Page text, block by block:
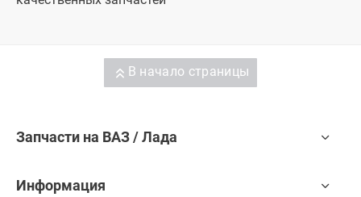
В начало страницы
Запчасти на ВАЗ / Лада
Информация